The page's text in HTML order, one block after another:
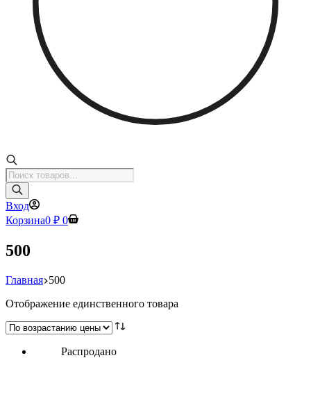
Поиск
товаров
Вход
Корзина0 ₽ 0
500
Главная 500
Отображение единственного товара
Распродано